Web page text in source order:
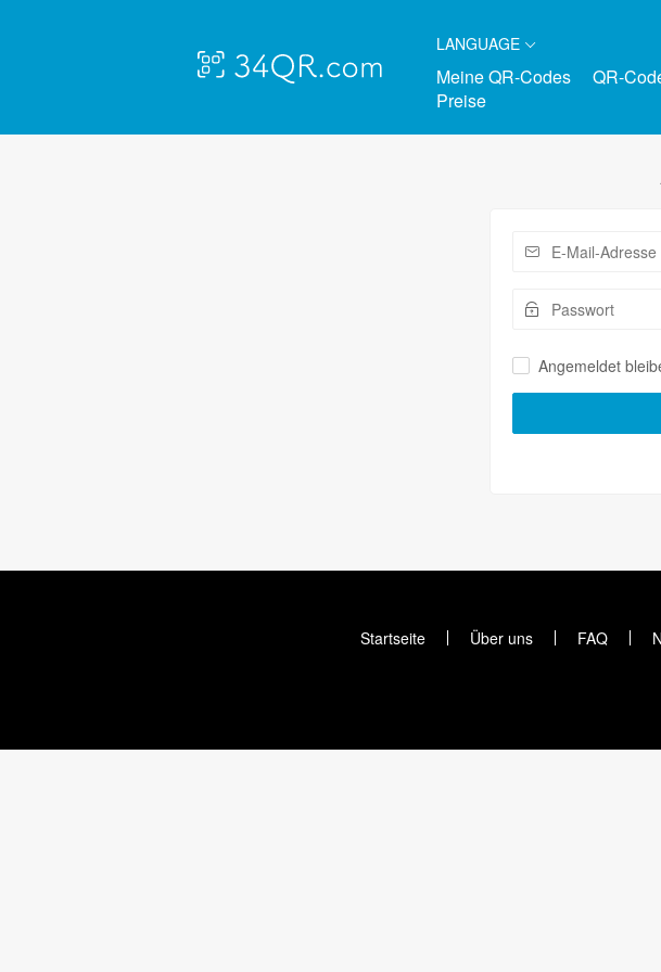
LANGUAGE
Meine QR-Codes QR-
Preise
Angemeldet
Startseite Über uns FAQ